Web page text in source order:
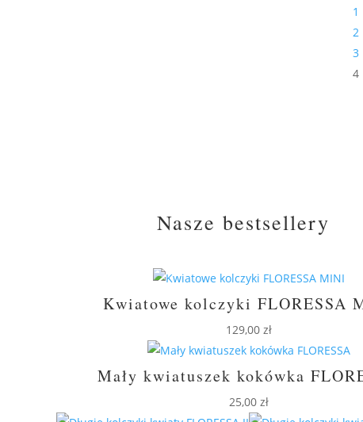
1
2
3
4
Nasze bestsellery
Kwiatowe kolczyki FLORESSA
129,00 zł
Mały kwiatuszek kokówka
25,00 zł